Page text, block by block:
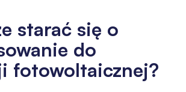
starać się o
do
fotowoltaicznej?